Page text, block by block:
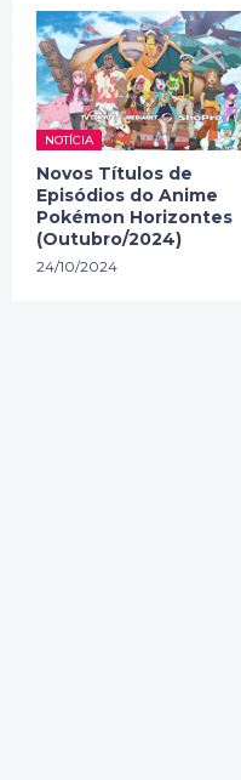
NOTÍCIA
Novos Títulos de
Episódios do Anime
Pokémon Horizontes
(Outubro/2024)
24/10/2024